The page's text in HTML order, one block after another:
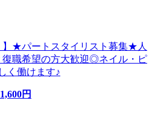
】★パートスタイリスト募集★人
職希望の方大歓迎◎ネイル・ピ
く働けます♪
1,600円